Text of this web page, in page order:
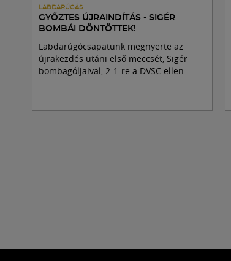
LABDARÚGÁS
GYŐZTES ÚJRAINDÍTÁS - SIGÉR
BOMBÁI DÖNTÖTTEK!
Labdarúgócsapatunk megnyerte az
újrakezdés utáni első meccsét, Sigér
bombagóljaival, 2-1-re a DVSC ellen.